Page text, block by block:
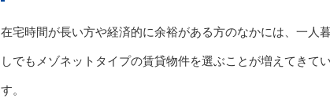
在宅時間が長い方や経済的に余裕がある方のなかには、一人
しでもメゾネットタイプの賃貸物件を選ぶことが増えてきて
す。